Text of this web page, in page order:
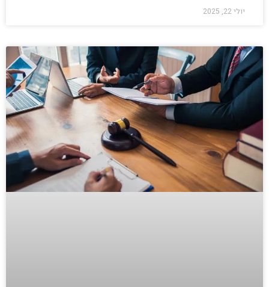
יולי 22, 2025